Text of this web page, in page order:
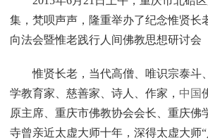
集，梵呗声声，隆重举办了纪念惟贤长
向法会暨惟老践行人间佛教思想研讨会
惟贤长老，当代高僧、唯识宗泰斗
学教育家、慈善家、诗人、作家， 中国
原主席、重庆市佛教协会会长、重庆佛
寺曾亲近太虚大师十年，深得太虚大师